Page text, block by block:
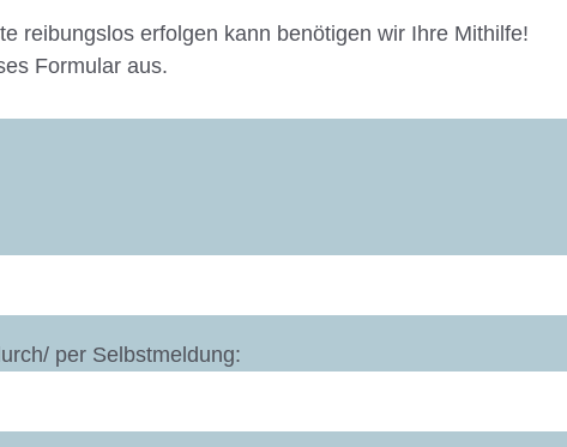
reibungslos erfolgen kann benötigen wir Ihre Mithilfe!
Formular aus.
per Selbstmeldung: